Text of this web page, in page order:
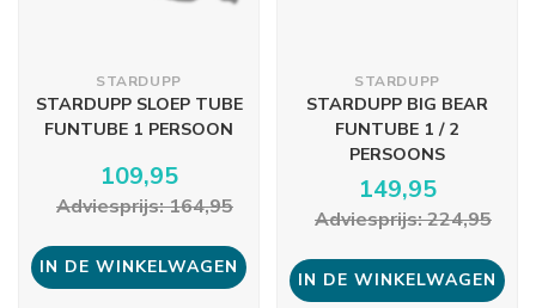
STARDUPP
STARDUPP SLOEP TUBE
FUNTUBE 1 PERSOON
109,95
Adviesprijs: 164,95
IN DE WINKELWAGEN
STARDUPP
STARDUPP BIG BEAR
FUNTUBE 1 / 2
PERSOONS
149,95
Adviesprijs: 224,95
IN DE WINKELWAGEN